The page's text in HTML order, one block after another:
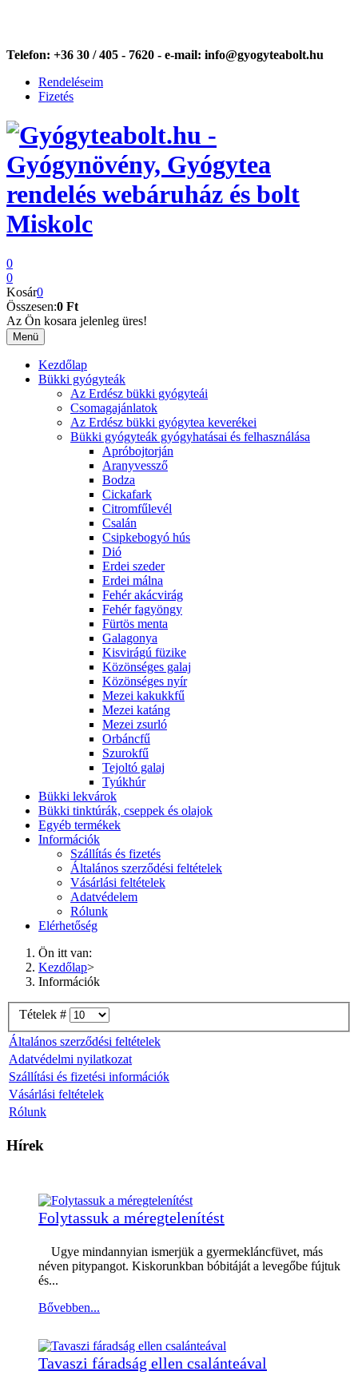
Telefon: +36 30 / 405 - 7620 - e-mail: info@gyogyteabolt.hu
Rendeléseim
Fizetés
0
0
Kosár0
Összesen:0 Ft
Az Ön kosara jelenleg üres!
Menü
Kezdőlap
Bükki gyógyteák
Az Erdész bükki gyógyteái
Csomagajánlatok
Az Erdész bükki gyógytea keverékei
Bükki gyógyteák gyógyhatásai és felhasználása
Apróbojtorján
Aranyvessző
Bodza
Cickafark
Citromfűlevél
Csalán
Csipkebogyó hús
Dió
Erdei szeder
Erdei málna
Fehér akácvirág
Fehér fagyöngy
Fürtös menta
Galagonya
Kisvirágú füzike
Közönséges galaj
Közönséges nyír
Mezei kakukkfű
Mezei katáng
Mezei zsurló
Orbáncfű
Szurokfű
Tejoltó galaj
Tyúkhúr
Bükki lekvárok
Bükki tinktúrák, cseppek és olajok
Egyéb termékek
Információk
Szállítás és fizetés
Általános szerződési feltételek
Vásárlási feltételek
Adatvédelem
Rólunk
Elérhetőség
Ön itt van:
Kezdőlap>
Információk
Tételek #
Általános szerződési feltételek
Adatvédelmi nyilatkozat
Szállítási és fizetési információk
Vásárlási feltételek
Rólunk
Hírek
Folytassuk a méregtelenítést
Ugye mindannyian ismerjük a gyermekláncfüvet, más
néven pitypangot. Kiskorunkban bóbitáját a levegőbe fújtuk
és...
Bővebben...
Tavaszi fáradság ellen csalánteával